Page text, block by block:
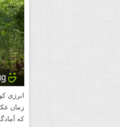
انرژی
زمان
که